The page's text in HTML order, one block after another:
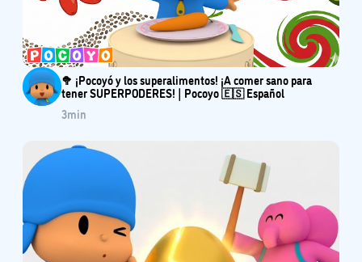
🥦 ¡Pocoyó y los superalimentos! ¡A comer sano para
tener SUPERPODERES! | Pocoyo 🇪🇸 Español
3min